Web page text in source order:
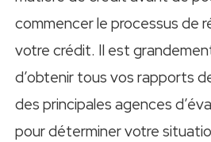
commencer le processus de
votre crédit. Il est
d’obtenir tous vos rapports
des principales agences
pour déterminer votre